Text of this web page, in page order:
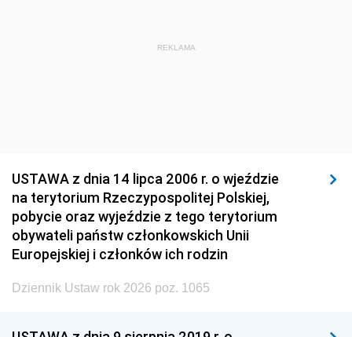
REKLAMA
USTAWA z dnia 14 lipca 2006 r. o wjeździe
na terytorium Rzeczypospolitej Polskiej,
pobycie oraz wyjeździe z tego terytorium
obywateli państw członkowskich Unii
Europejskiej i członków ich rodzin
Dziennik Ustaw rok 2026 poz. 1065